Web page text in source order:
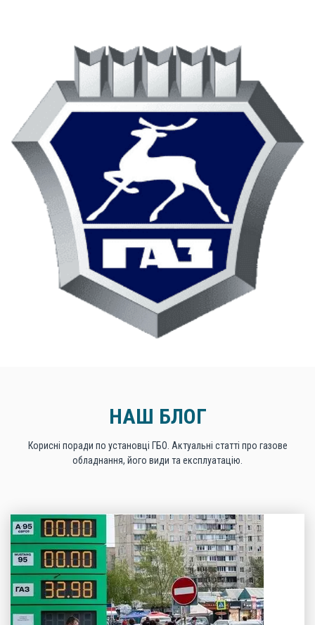
НАШ БЛОГ
Корисні поради по установці ГБО. Актуальні статті про газове
обладнання, його види та експлуатацію.